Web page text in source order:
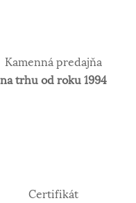
Kamenná predajňa
na trhu od roku 1994
Certifikát